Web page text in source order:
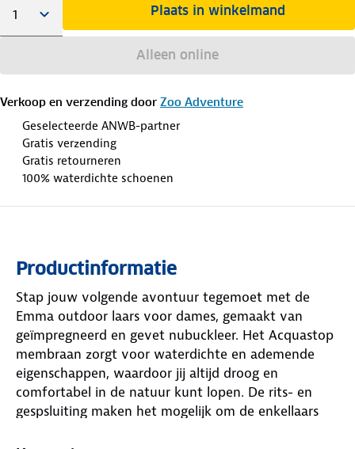
Plaats in winkelmand
Alleen online
Verkoop en verzending door Zoo Adventure
Geselecteerde ANWB-partner
Gratis verzending
Gratis retourneren
100% waterdichte schoenen
Productinformatie
Stap jouw volgende avontuur tegemoet met de
Emma outdoor laars voor dames, gemaakt van
geïmpregneerd en gevet nubuckleer. Het Acquastop
membraan zorgt voor waterdichte en ademende
eigenschappen, waardoor jij altijd droog en
comfortabel in de natuur kunt lopen. De rits- en
gespsluiting maken het mogelijk om de enkellaars